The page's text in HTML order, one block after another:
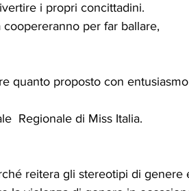
i propri concittadini.
per far ballare,
quanto proposto con entusiasmo
Regionale di Miss Italia.
reitera gli stereotipi di genere